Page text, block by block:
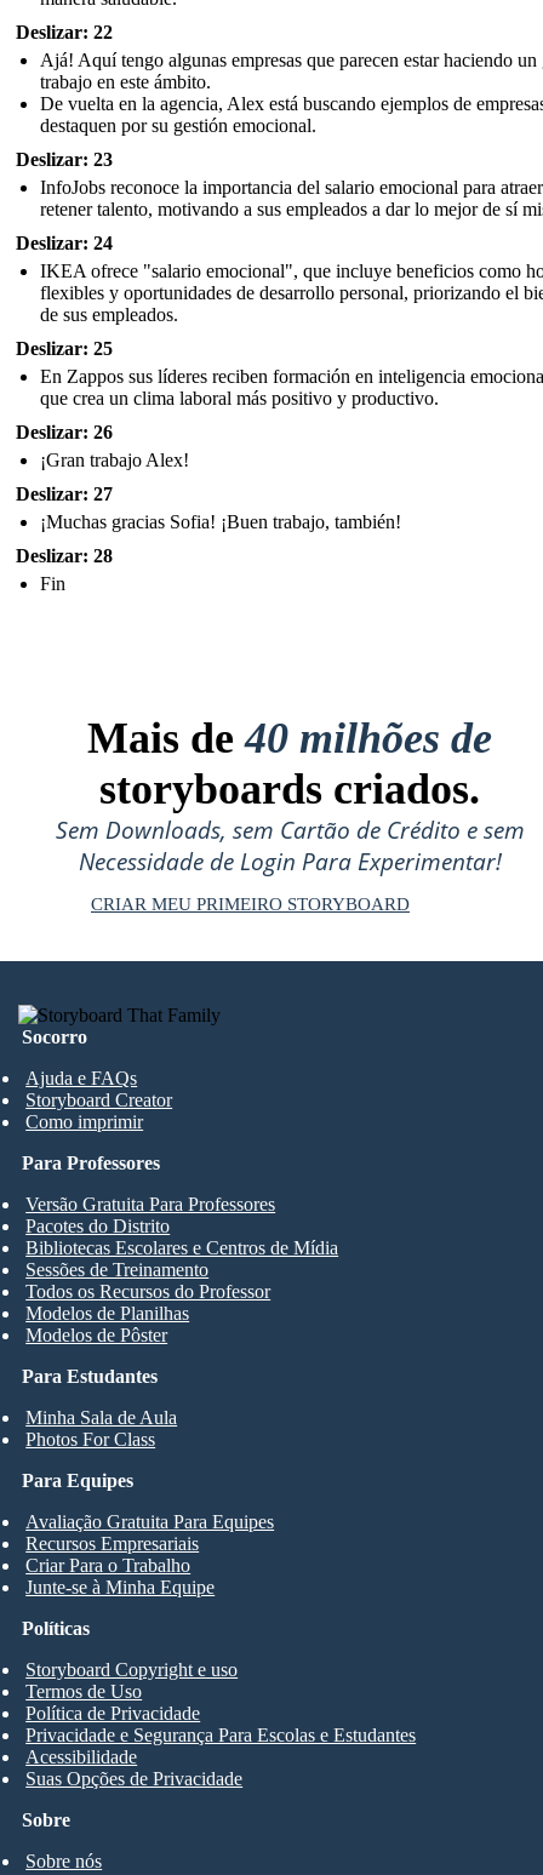
Deslizar: 22
Ajá! Aquí tengo algunas empresas que parecen estar haciendo un
trabajo en este ámbito.
De vuelta en la agencia, Alex está buscando ejemplos de
destaquen por su gestión emocional.
Deslizar: 23
InfoJobs reconoce la importancia del salario emocional para
retener talento, motivando a sus empleados a dar lo mejor de sí
Deslizar: 24
IKEA ofrece "salario emocional", que incluye beneficios como
flexibles y oportunidades de desarrollo personal, priorizando el
de sus empleados.
Deslizar: 25
En Zappos sus líderes reciben formación en inteligencia
que crea un clima laboral más positivo y productivo.
Deslizar: 26
¡Gran trabajo Alex!
Deslizar: 27
¡Muchas gracias Sofia! ¡Buen trabajo, también!
Deslizar: 28
Fin
Mais de40 milhões de
storyboards criados.
Sem Downloads, sem Cartão de Crédito e sem
Necessidade de Login Para Experimentar!
CRIAR MEU PRIMEIRO STORYBOARD
Socorro
Ajuda e FAQs
Storyboard Creator
Como imprimir
Para Estudantes
Minha Sala de Aula
Photos For Class
Para Professores
Versão Gratuita Para Professores
Pacotes do Distrito
Bibliotecas Escolares e Centros de Mídia
Sessões de Treinamento
Todos os Recursos do Professor
Modelos de Planilhas
Modelos de Pôster
Para Equipes
Avaliação Gratuita Para Equipes
Recursos Empresariais
Criar Para o Trabalho
Junte-se à Minha Equipe
Sobre
Sobre nós
Políticas
Storyboard Copyright e uso
Termos de Uso
Política de Privacidade
Privacidade e Segurança Para Escolas e Estudantes
Acessibilidade
Suas Opções de Privacidade